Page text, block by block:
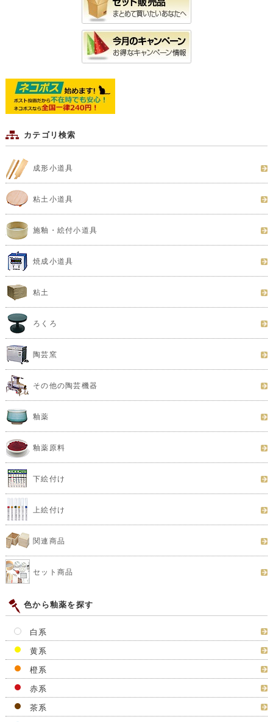
カテゴリ検索
成形小道具
粘土小道具
施釉・絵付小道具
焼成小道具
粘土
ろくろ
陶芸窯
その他の陶芸機器
釉薬
釉薬原料
下絵付け
上絵付け
関連商品
セット商品
色から釉薬を探す
白系
黄系
橙系
赤系
茶系